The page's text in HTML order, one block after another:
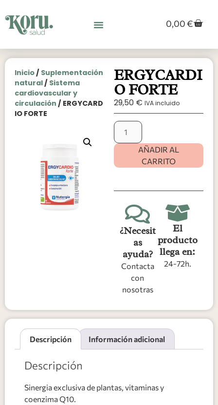
0,00€
Inicio / Suplementación
natural / Sistema
cardiovascular y
circulación / ERGYCARD
IO FORTE
ERGYCARDI
O FORTE
29,50 € IVA incluido
AÑADIR AL
CARRITO
¿Necesit
as
ayuda?
Contacta
con
nosotras
El
producto
llega en:
24-72h.
Descripción Información adicional
Descripción
Sinergia exclusiva de plantas, vitaminas y
coenzima Q10.